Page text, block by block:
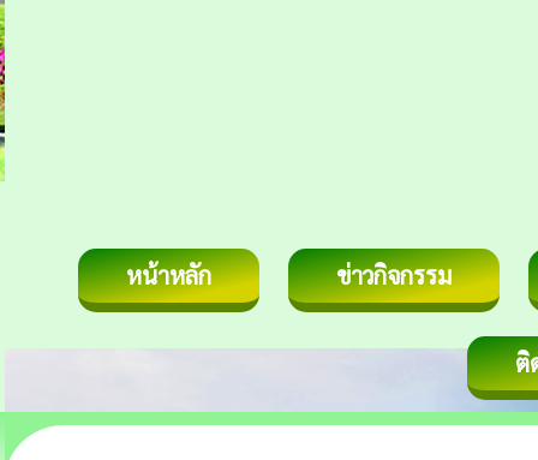
หน้าหลัก ข่าวกิจกรรม
ติ